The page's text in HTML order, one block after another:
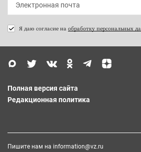
Я даю согласие на обработку персональных
Полная версия сайта
Редакционная политика
Пишите нам на information@vz.ru